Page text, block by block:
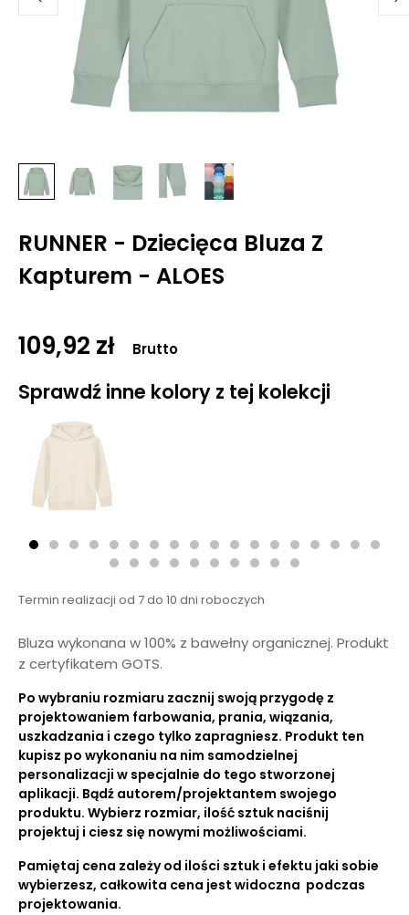
RUNNER - Dziecięca Bluza Z
Kapturem - ALOES
109,92 zł Brutto
Sprawdź inne kolory z tej kolekcji
Termin realizacji od 7 do 10 dni roboczych
Bluza wykonana w 100% z bawełny organicznej. Produkt
z certyfikatem GOTS.
Po wybraniu rozmiaru zacznij swoją przygodę z
projektowaniem farbowania, prania, wiązania,
uszkadzania i czego tylko zapragniesz. Produkt ten
kupisz po wykonaniu na nim samodzielnej
personalizacji w specjalnie do tego stworzonej
aplikacji. Bądź autorem/projektantem swojego
produktu. Wybierz rozmiar, ilość sztuk naciśnij
projektuj i ciesz się nowymi możliwościami.
Pamiętaj cena zależy od ilości sztuk i efektu jaki sobie
wybierzesz, całkowita cena jest widoczna podczas
projektowania.